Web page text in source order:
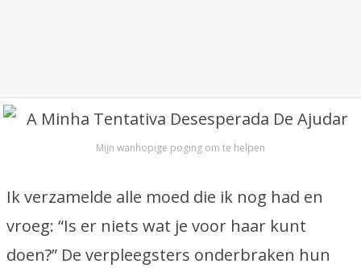
Mijn wanhopige poging om te helpen
Ik verzamelde alle moed die ik nog had en
vroeg: “Is er niets wat je voor haar kunt
doen?” De verpleegsters onderbraken hun